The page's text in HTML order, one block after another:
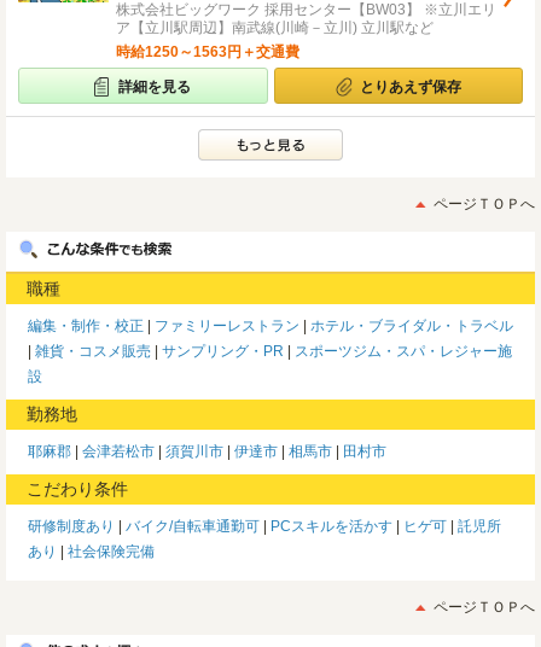
株式会社ビッグワーク 採用センター【BW03】 ※立川エリ
ア【立川駅周辺】南武線(川崎－立川) 立川駅など
時給1250～1563円＋交通費
詳細を見る とりあえず保存
ページＴＯＰへ
職種
編集・制作・校正 ファミリーレストラン
ホテル・ブライダル・トラベル
雑貨・コスメ販売
サンプリング・PR
スポーツジム・スパ・レジャー施
設
勤務地
耶麻郡 会津若松市 須賀川市 伊達市 相馬市 田村市
こだわり条件
研修制度あり バイク/自転車通勤可 PCスキルを活かす ヒゲ可
託児所
あり
社会保険完備
ページＴＯＰへ